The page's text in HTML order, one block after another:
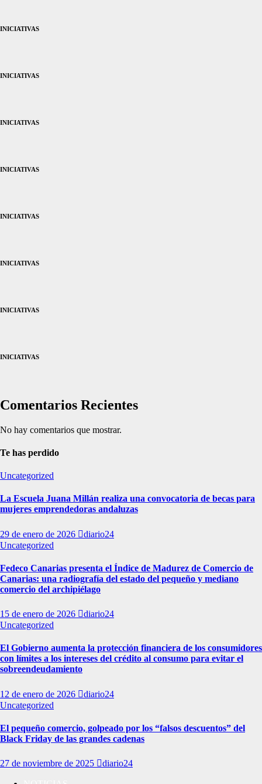
INICIATIVAS
INICIATIVAS
INICIATIVAS
INICIATIVAS
INICIATIVAS
INICIATIVAS
INICIATIVAS
INICIATIVAS
Comentarios Recientes
No hay comentarios que mostrar.
Te has perdido
Uncategorized
La Escuela Juana Millán realiza una convocatoria de becas para
mujeres emprendedoras andaluzas
29 de enero de 2026
diario24
Uncategorized
Fedeco Canarias presenta el Índice de Madurez de Comercio de
Canarias: una radiografía del estado del pequeño y mediano
comercio del archipiélago
15 de enero de 2026
diario24
Uncategorized
El Gobierno aumenta la protección financiera de los consumidores
con límites a los intereses del crédito al consumo para evitar el
sobreendeudamiento
12 de enero de 2026
diario24
Uncategorized
El pequeño comercio, golpeado por los “falsos descuentos” del
Black Friday de las grandes cadenas
27 de noviembre de 2025 diario24